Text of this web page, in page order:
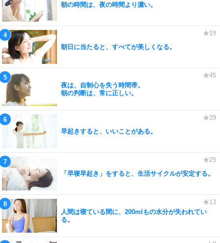
朝の時間は、夜の時間より濃い。
朝日に当たると、すべてが美しくなる。
夜は、自制心を失う時間帯。
朝の判断は、常に正しい。
早起きすると、いいことがある。
「早寝早起き」をすると、生活サイクルが安定する。
人間は寝ている間に、200mlもの水分が失われてい
る。